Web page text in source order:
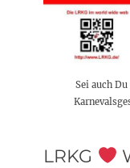
Sei auch
LRKG